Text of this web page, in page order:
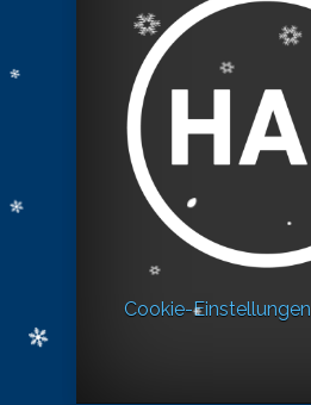
Cookie-Einstellungen